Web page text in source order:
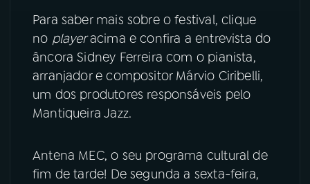
TikTok
Para saber mais sobre o festival, clique
no playeracima e confira a entrevista do
âncora Sidney Ferreira com o pianista,
arranjador e compositor Márvio Ciribelli,
um dos produtores responsáveis pelo
Mantiqueira Jazz.
Antena MEC, o seu programa cultural de
fim de tarde! De segunda a sexta-feira,